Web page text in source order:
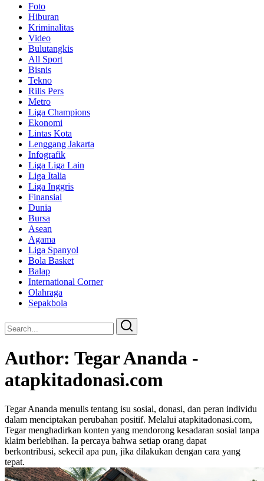
Foto
Hiburan
Kriminalitas
Video
Bulutangkis
All Sport
Bisnis
Tekno
Rilis Pers
Metro
Liga Champions
Ekonomi
Lintas Kota
Lenggang Jakarta
Infografik
Liga Liga Lain
Liga Italia
Liga Inggris
Finansial
Dunia
Bursa
Asean
Agama
Liga Spanyol
Bola Basket
Balap
International Corner
Olahraga
Sepakbola
Search
for:
Search
Author: Tegar Ananda -
atapkitadonasi.com
Tegar Ananda menulis tentang isu sosial, donasi, dan peran individu
dalam menciptakan perubahan positif. Melalui atapkitadonasi.com,
Tegar menghadirkan konten yang mendorong kesadaran sosial tanpa
klaim berlebihan. Ia percaya bahwa setiap orang dapat
berkontribusi, sekecil apa pun, jika dilakukan dengan cara yang
tepat.